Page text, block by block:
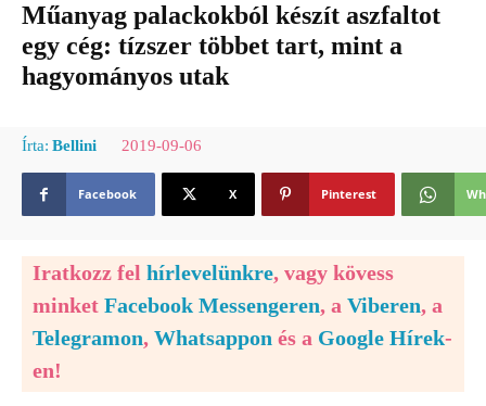
Műanyag palackokból készít aszfaltot
egy cég: tízszer többet tart, mint a
hagyományos utak
Írta: Bellini 2019-09-06
Facebook X Pinterest
Iratkozz fel hírlevelünkre, vagy kövess
minket Facebook Messengeren, a Viberen, a
Telegramon, Whatsappon és a Google Hírek-
en!